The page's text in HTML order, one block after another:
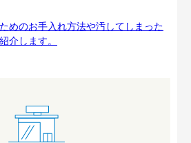
めのお手入れ方法や汚してしまった
介します。